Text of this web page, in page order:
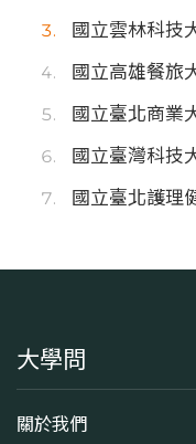
國立雲林科技
國立高雄餐旅
國立臺北商業
國立臺灣科技
國立臺北護理
大學問
關於我們